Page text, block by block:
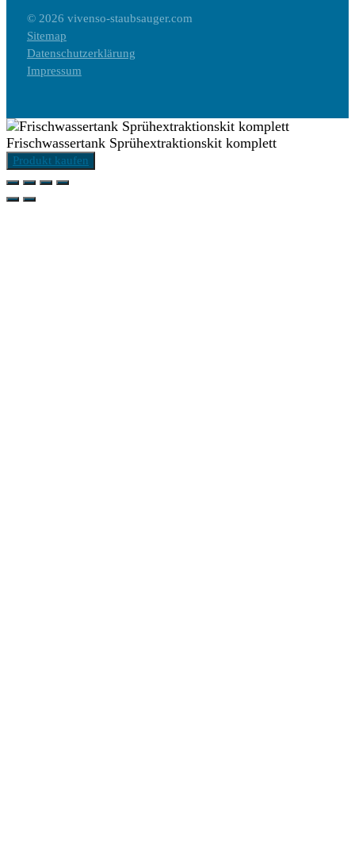
© 2026 vivenso-staubsauger.com
Sitemap
Datenschutzerklärung
Impressum
Frischwassertank Sprühextraktionskit komplett
Produkt kaufen